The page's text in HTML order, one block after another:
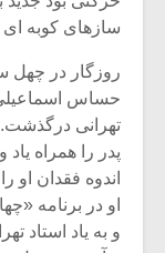
سازهای کوبه
روزگار در چهل
تهرانی درگذشت.
پدر را همراه
اندوه فقدان او
او در برنامه
و به یاد استاد